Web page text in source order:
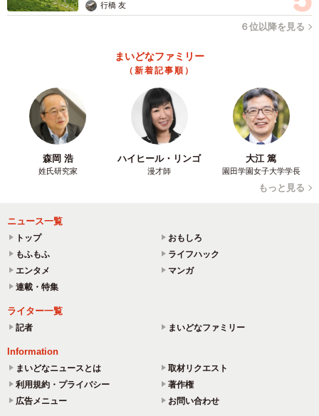
行橋 友
６位以降を見る
まいどなファミリー
（新着記事順）
森岡 浩
姓氏研究家
ハイヒール・リンゴ
漫才師
大江 篤
園田学園女子大学学長
もっと見る
ニュース一覧
トップ
おもしろ
もふもふ
ライフハック
エンタメ
マンガ
連載・特集
ライター一覧
記者 まいどなファミリー
Information
まいどなニュースとは
取材リクエスト
利用規約・プライバシー
著作権
広告メニュー
お問い合わせ